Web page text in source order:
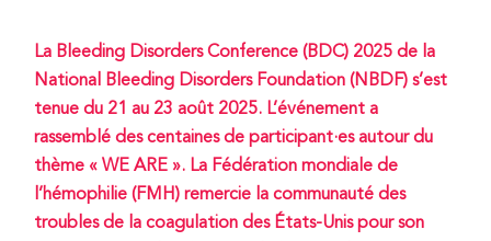
La Bleeding Disorders Conference (BDC) 2025 de la
National Bleeding Disorders Foundation (NBDF) s’est
tenue du 21 au 23 août 2025. L’événement a
rassemblé des centaines de participant·es autour du
thème « WE ARE ». La Fédération mondiale de
l’hémophilie (FMH) remercie la communauté des
troubles de la coagulation des États-Unis pour son